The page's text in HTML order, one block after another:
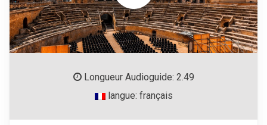
Longueur Audioguide: 2.49
langue: français